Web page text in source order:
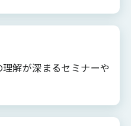
解が深まるセミナーや